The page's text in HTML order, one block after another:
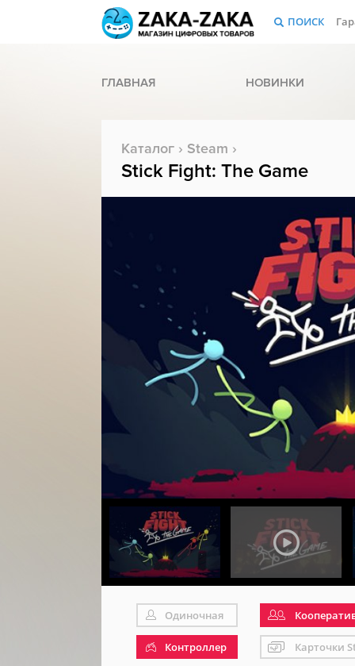
ПОИСК
ГЛАВНАЯ НОВИНКИ
Каталог › Steam ›
Stick Fight: The Game
Одиночная
Контроллер Карточки